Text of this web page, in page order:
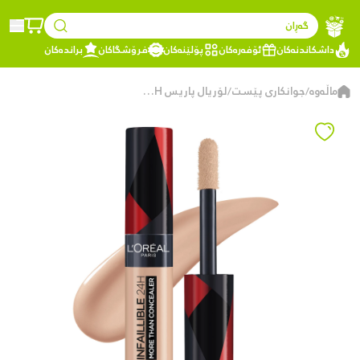
گەڕان
داشکاندنەکان
ئۆفەرەکان پۆلێنەکان فرۆشگاکان براندەکان
ماڵەوە/جوانکاری پێست/ لۆریال پاریس Infallible 24H کۆنسیلەر – داپۆشینی تەواو – ماوەی درێژ – بۆ چاو و ڕوو – 322 Ivory